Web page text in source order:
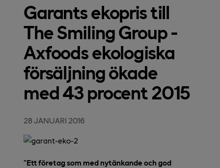
Garants ekopris till
The Smiling Group -
Axfoods ekologiska
försäljning ökade
med 43 procent 2015
28 JANUARI 2016
”Ett företag som med nytänkande och god